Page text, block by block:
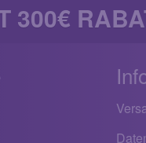
300€